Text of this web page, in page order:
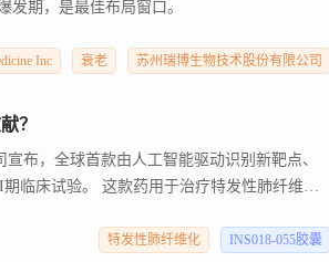
期，是最佳布局窗口。
Inc 衰老 苏州瑞博生物技术股份有限公司
？
布，全球首款由人工智能驱动识别新靶点、
临床试验。 这款药用于治疗特发性肺纤维化
特发性肺纤维化 INS018-055胶囊